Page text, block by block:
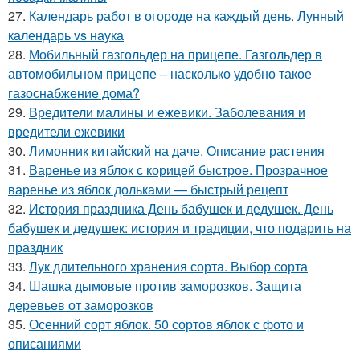
27. Календарь работ в огороде на каждый день. Лунный
календарь vs наука
28. Мобильный газгольдер на прицепе. Газгольдер в
автомобильном прицепе – насколько удобно такое
газоснабжение дома?
29. Вредители малины и ежевики. Заболевания и
вредители ежевики
30. Лимонник китайский на даче. Описание растения
31. Варенье из яблок с корицей быстрое. Прозрачное
варенье из яблок дольками — быстрый рецепт
32. История праздника День бабушек и дедушек. День
бабушек и дедушек: история и традиции, что подарить на
праздник
33. Лук длительного хранения сорта. Выбор сорта
34. Шашка дымовые против заморозков. Защита
деревьев от заморозков
35. Осенний сорт яблок. 50 сортов яблок с фото и
описаниями